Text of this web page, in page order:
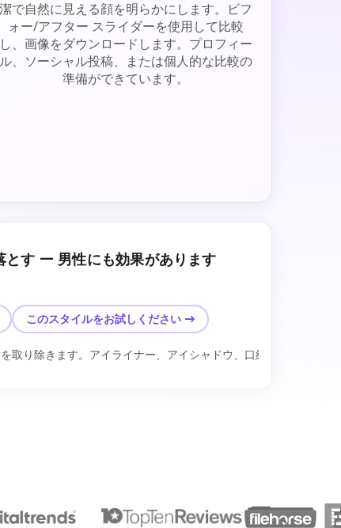
潔で自然に見える顔を明らかにします。ビフ
ォー/アフター スライダーを使用して比較
し、画像をダウンロードします。プロフィー
ル、ソーシャル投稿、または個人的な比較の
準備ができています。
見える毛穴と自然な質感、均一な肌の色、自然な眉毛、人
とす — 男性にも効果があります
このスタイルをお試しください →
取り除きます。アイライナー、アイシャドウ、口紅、ファンデ